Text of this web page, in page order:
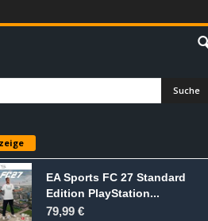
EA Sports FC 27 Standard
Edition PlayStation...
79,99 €